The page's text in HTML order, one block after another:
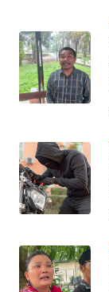
INDEKS
BERITA
KONTAK
KAMI
INFO
IKLAN
TENTANG
PEDOMAN
MEDIA